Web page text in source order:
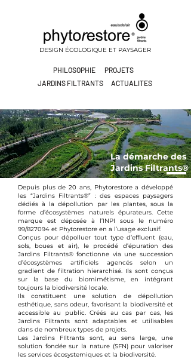
DESIGN ÉCOLOGIQUE ET PAYSAGER
PHILOSOPHIE
PROJETS
JARDINS FILTRANTS
ACTUALITES
Depuis plus de 20 ans, Phytorestore a développé
les “Jardins Filtrants®” : des espaces paysagers
dédiés à la dépollution par les plantes, sous la
forme d’écosystèmes naturels épurateurs. Cette
marque est déposée à l’INPI sous le numéro
99/827094 et Phytorestore en a l’usage exclusif.
Conçus pour dépolluer tout type d’effluent (eau,
sols, boues et air), le procédé d’épuration des
Jardins Filtrants® fonctionne via une succession
d’écosystèmes artificiels agencés selon un
gradient de filtration hierarchisé. Ils sont conçus
sur la base du biomimétisme, en intégrant
toujours la biodiversité locale.
Ils constituent une solution de dépollution
esthétique, sans odeur, favorisant la biodiversité et
accessible au public. Créés au cas par cas, les
Jardins Filtrants sont adaptables et utilisables
dans de nombreux types de projets.
Les Jardins FIltrants sont, au sens large, une
solution fondée sur la nature (SFN) pour valoriser
les services écosystemiques et la biodiversité.
La démarche des
Jardins Filtrants®